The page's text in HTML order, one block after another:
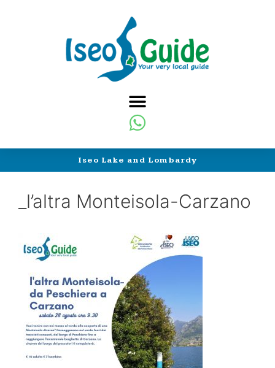
Iseo Lake and Lombardy
_l’altra Monteisola-Carzano